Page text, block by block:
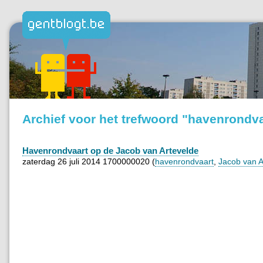
Archief voor het trefwoord
Havenrondvaart op de Jacob van Artevelde
zaterdag 26 juli 2014 1700000020 (havenrondvaart Jacob van